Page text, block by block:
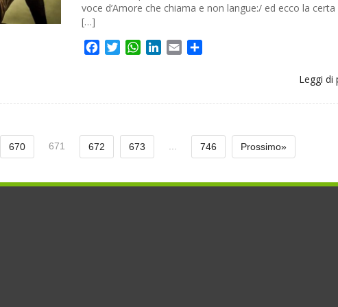
voce d’Amore che chiama e non langue:/ ed ecco la certa
[…]
Facebook
TwitterWhatsApp
LinkedIn
Email
Leggi di
670 671 672 673 ... 746 Prossimo»